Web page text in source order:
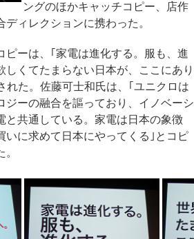
ングのほかキャッチコピー、店作
ィレクションに携わった。
ーは、｢家電は進化する。服も、進
しくてたまらない日本が、ここにあり
れた。佐藤可士和氏は、｢ユニクロは
ジーの融合を謳っており、イノベーシ
と共通している。家電は日本の象徴
いに求めて日本にやってくる｣とコピ